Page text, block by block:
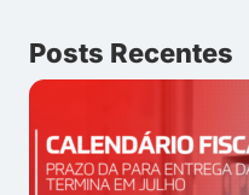
Posts Recentes